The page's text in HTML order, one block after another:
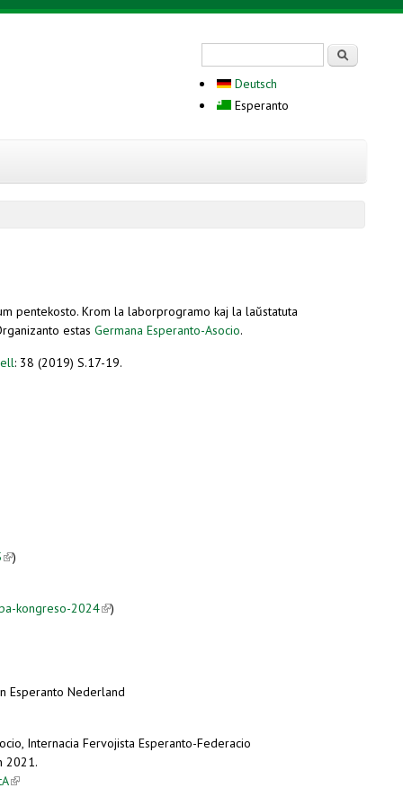
Deutsch
Esperanto
pentekosto. Krom la laborprogramo kaj la laŭstatuta
estas Germana Esperanto-Asocio.
: 38 (2019) S.17-19.
external)
(link is external)
)
kongreso-2024(link is external)
)
Esperanto Nederland
Internacia Fervojista Esperanto-Federacio
2021.
(link is external)